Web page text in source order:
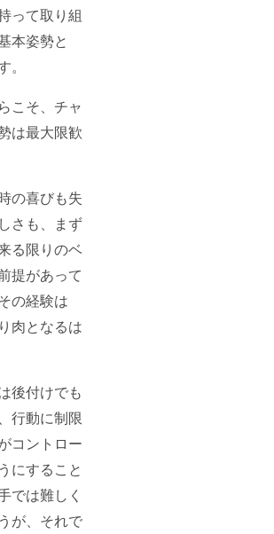
って取り組
本姿勢と
こそ、チャ
は最大限歓
の喜びも失
さも、まず
る限りのベ
提があって
の経験は
肉となるは
後付けでも
行動に制限
コントロー
にすること
では難しく
が、それで